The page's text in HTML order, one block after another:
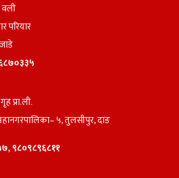
वली
परियार
प्रा.ली.
५, तुलसीपुर, दाङ
९८०९८९६८११